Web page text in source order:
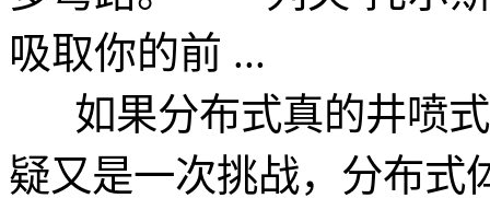
吸取你的前 ...
如果分布式真的井喷式
疑又是一次挑战，分布式